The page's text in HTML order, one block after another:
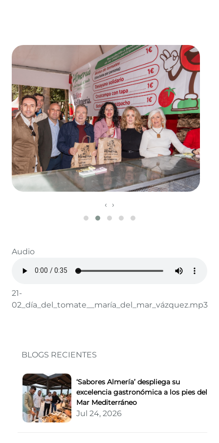
‹ ›
Audio
21-
02_día_del_tomate__maría_del_mar_vázquez.mp3
BLOGS RECIENTES
‘Sabores Almería’ despliega su
excelencia gastronómica a los pies del
Mar Mediterráneo
Jul 24, 2026